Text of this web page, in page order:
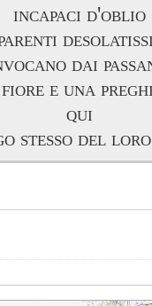
incapaci d'oblio
dai
e una
qui
stesso del